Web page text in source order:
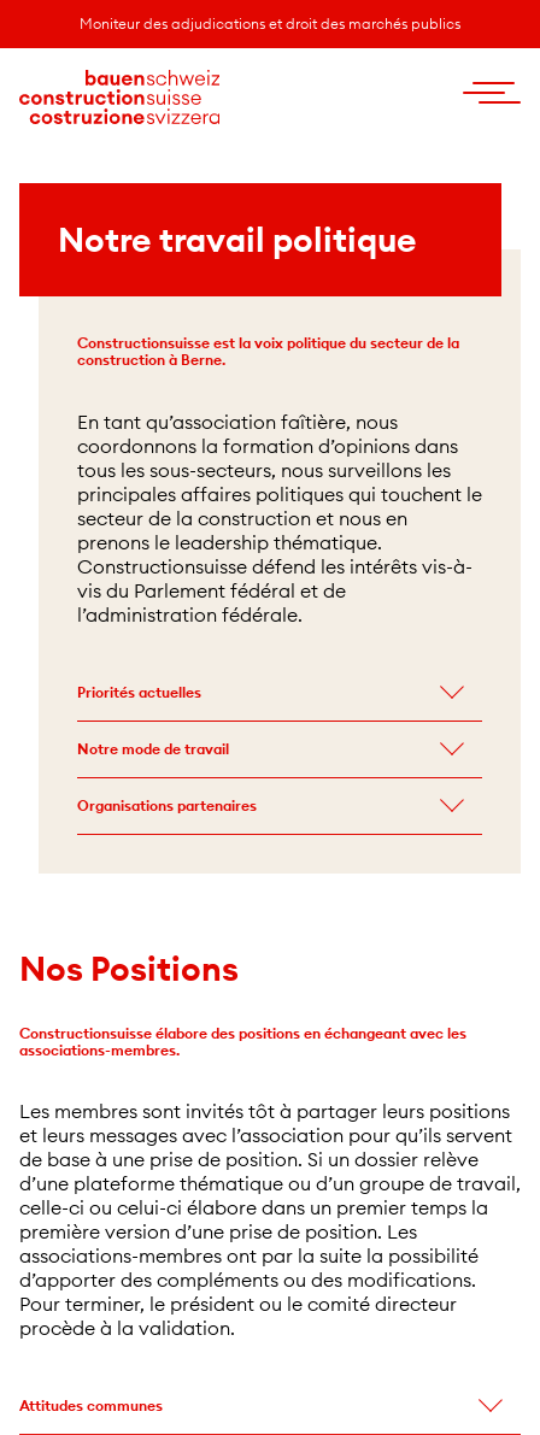
Moniteur des adjudications et droit des marchés publics
Notre travail politique
Constructionsuisse est la voix politique du secteur de la
construction à Berne.
En tant qu’association faîtière, nous
coordonnons la formation d’opinions dans
tous les sous-secteurs, nous surveillons les
principales affaires politiques qui touchent le
secteur de la construction et nous en
prenons le leadership thématique.
Constructionsuisse défend les intérêts vis-à-
vis du Parlement fédéral et de
l’administration fédérale.
Priorités actuelles
Notre mode de travail
Organisations partenaires
Nos Positions
Constructionsuisse élabore des positions en échangeant avec les
associations-membres.
Les membres sont invités tôt à partager leurs positions
et leurs messages avec l’association pour qu’ils servent
de base à une prise de position. Si un dossier relève
d’une plateforme thématique ou d’un groupe de travail,
celle-ci ou celui-ci élabore dans un premier temps la
première version d’une prise de position. Les
associations-membres ont par la suite la possibilité
d’apporter des compléments ou des modifications.
Pour terminer, le président ou le comité directeur
procède à la validation.
Attitudes communes